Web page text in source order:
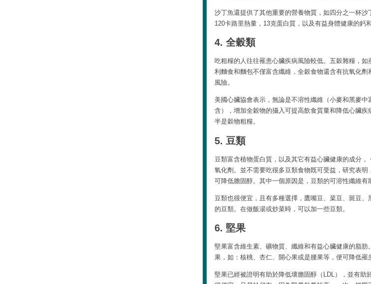
沙丁魚還提供了其他重要的營養物質，如四分之一杯
120卡路里熱量，13克蛋白質，以及有益身體健康的鈣
4. 全穀類
吃粗糧的人往往罹患心臟疾病風險較低。五穀雜糧，
利麵食和麵包不僅富含纖維，全穀食物還含有抗氧化劑
風險。
美國心臟協會表示，無論是不溶性纖維（小麥和黑麥
含），增加全穀物的攝入可提高飲食質量和降低心臟疾
半是穀物粗糧。
5. 豆類
豆類富含植物蛋白質，以及其它有益心臟健康的成分
氧化劑。並不需要吃很多豆類食物既可受益，研究表明
可降低膽固醇。其中一個原因是，豆類的可溶性纖維有
豆類也很便宜，且有多種選擇，鷹嘴豆、菜豆、斑豆
的豆類。在做飯湯或炒菜時，可以加一些豆類。
6. 堅果
堅果富含維生素、礦物質、纖維和有益心臟健康的脂肪
果，如：核桃、杏仁、開心果或是腰果等，便可降低罹
堅果已經被證明有助於降低壞膽固醇（LDL），並有助